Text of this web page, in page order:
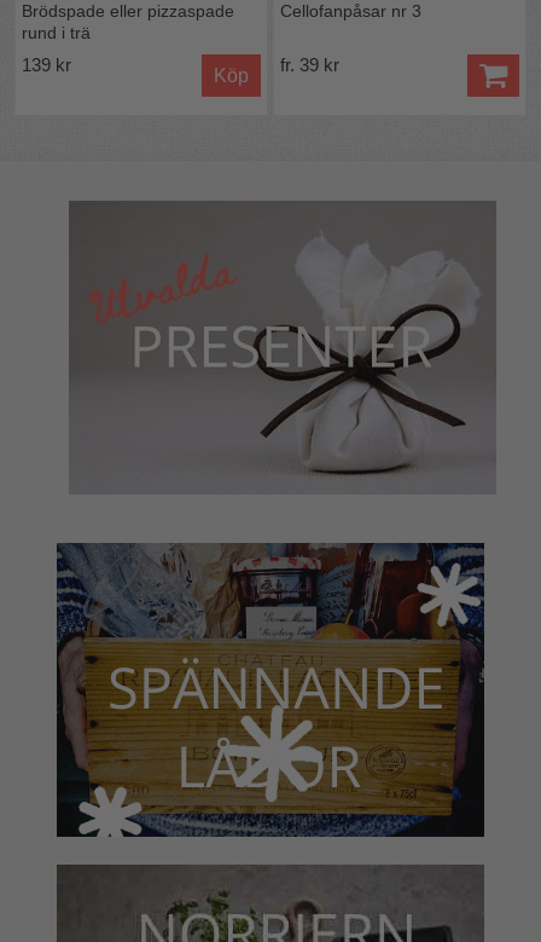
Brödspade eller pizzaspade
rund i trä
139 kr
Köp
Cellofanpåsar nr 3
fr. 39 kr